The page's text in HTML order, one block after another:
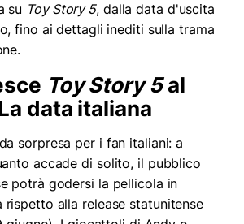
su Toy Story 5, dalla data d'uscita
fino ai dettagli inediti sulla trama
Toy Story 5al
data italiana
sorpresa per i fan italiani: a
accade di solito, il pubblico
potrà godersi la pellicola in
alla release statunitense